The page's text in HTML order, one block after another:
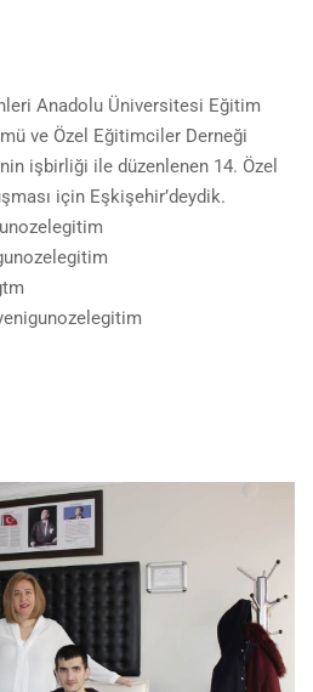
Anadolu Üniversitesi Eğitim
ve Özel Eğitimciler Derneği
işbirliği ile düzenlenen 14. Özel
için Eşkişehir’deydik.